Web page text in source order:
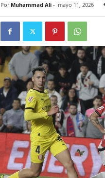
Por Muhammad Ali- mayo 11, 2026